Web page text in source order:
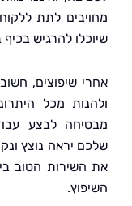
לתת ללקוחותינו
להרגיש בכיף בבית
שיפוצים, חשוב לשמור
מכל היתרונות
לבצע עבודה
יראה נוצץ ונקי
הטוב ביותר